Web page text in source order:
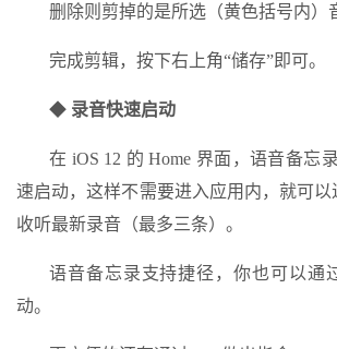
删除则剪掉的是所选（黄色括号内）
完成剪辑，按下右上角“储存”即可。
◆ 录音快速启动
在 iOS 12 的 Home 界面，语音备忘
速启动，这样不需要进入应用内，就可
收听最新录音（最多三条）。
语音备忘录支持捷径，你也可以通
动。